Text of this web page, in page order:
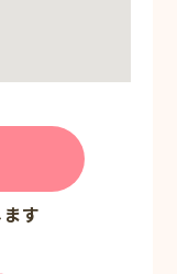
す